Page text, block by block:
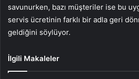
savunurken, bazı müşteriler ise bu
servis ücretinin farklı bir adla geri
geldiğini söylüyor.
İlgili Makaleler